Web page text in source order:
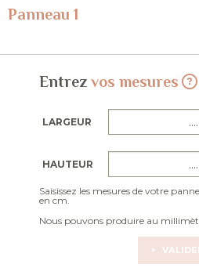
Panneau 1
Entrez vos mesures
LARGEUR
HAUTEUR
Saisissez les mesures de votre
en cm.
Nous pouvons produire au